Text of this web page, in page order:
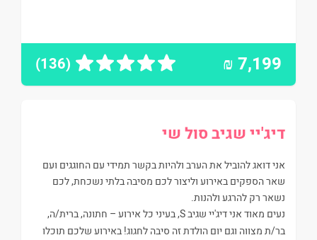
7,199
₪
(136)
דיג'יי שגיב סול שי
אני דואג להוביל את הערב ולהיות בקשר תמידי עם החוגגים ועם
שאר הספקים באירוע וליצור לכם מסיבה בלתי נשכחת, לכם
נשאר רק להרגע ולהנות.
נעים מאוד אני דיג'יי שגיב S, בעיני כל אירוע – חתונה, ברית/ה,
בר/ת מצווה וגם יום הולדת זה סיבה לחגוג! באירוע שלכם תוכלו